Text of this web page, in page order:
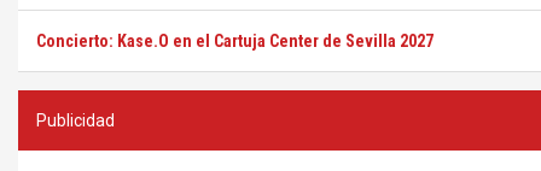
Concierto: Kase.O en el Cartuja Center de Sevilla 2027
Publicidad